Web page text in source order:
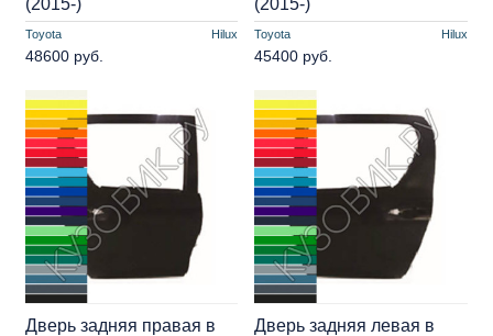
Toyota Hilux
48600 руб.
Toyota Hilux
45400 руб.
Дверь задняя правая в Дверь задняя левая в